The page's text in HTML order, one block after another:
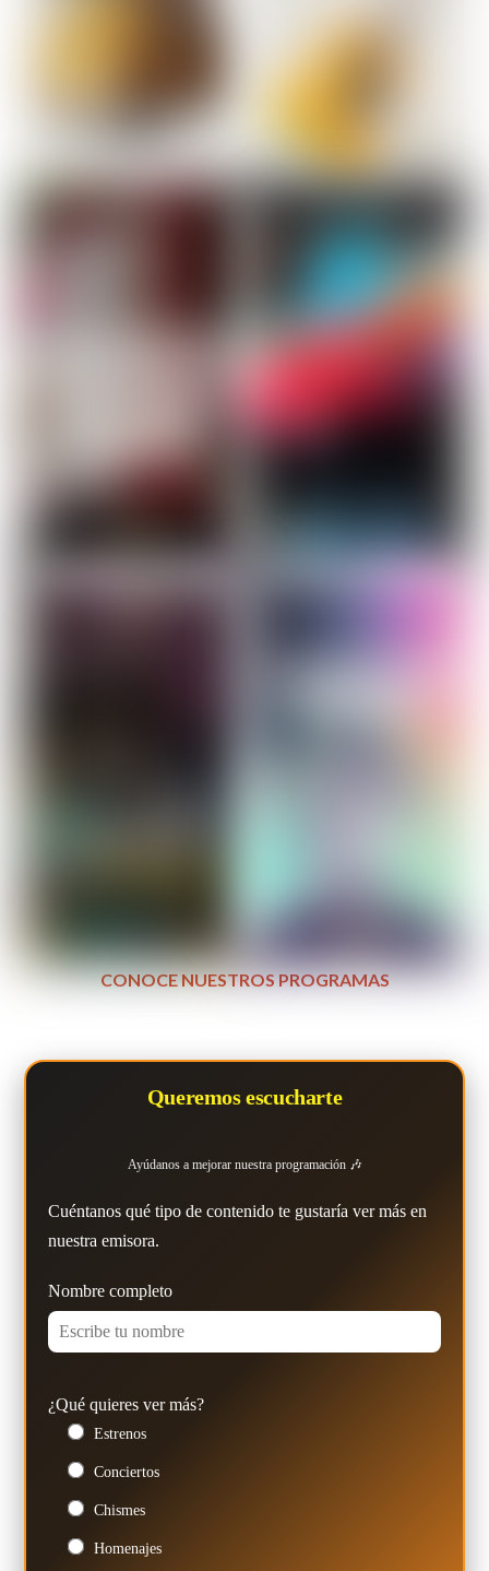
CONOCE NUESTROS PROGRAMAS
Queremos escucharte
Ayúdanos a mejorar nuestra programación 🎶
Cuéntanos qué tipo de contenido te gustaría ver más en
nuestra emisora.
Nombre completo
¿Qué quieres ver más?
Estrenos
Conciertos
Chismes
Homenajes